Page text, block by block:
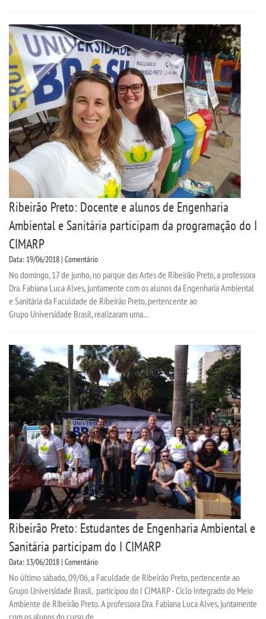
Ribeirão Preto: Docente e alunos de Engenharia
Ambiental e Sanitária participam da programação do I
CIMARP
Data: 19/06/2018 | Comentário
No domingo, 17 de junho, no parque das Artes de Ribeirão Preto, a professora
Dra. Fabiana Luca Alves, juntamente com os alunos da Engenharia Ambiental
e Sanitária da Faculdade de Ribeirão Preto, pertencente ao
Grupo Universidade Brasil, realizaram uma...
Ribeirão Preto: Estudantes de Engenharia Ambiental e
Sanitária participam do I CIMARP
Data: 13/06/2018 | Comentário
No último sábado, 09/06, a Faculdade de Ribeirão Preto, pertencente ao
Grupo Universidade Brasil, participou do I CIMARP - Ciclo Integrado do Meio
Ambiente de Ribeirão Preto. A professora Dra. Fabiana Luca Alves, juntamente
com os alunos do curso de...